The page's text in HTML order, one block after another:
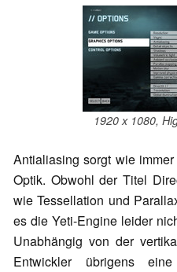
1920 x 1080,
Antialiasing sorgt wie
Optik. Obwohl der Titel
wie Tessellation und
es die Yeti-Engine leider
Unabhängig von der
Entwickler übrigens